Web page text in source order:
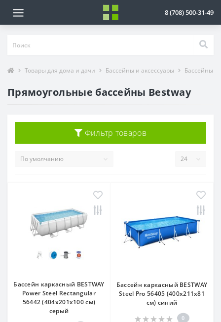
8 (708) 500-31-49
Товары для дома и дачи Бассейны и аксессуары Бассейны
Прямоугольные бассейны Bestway
Фильтр товаров
Бассейн каркасный BESTWAY
Power Steel Rectangular
56442 (404х201х100 см)
серый
Бассейн каркасный BESTWAY
Steel Pro 56405 (400х211х81
см) синий
0